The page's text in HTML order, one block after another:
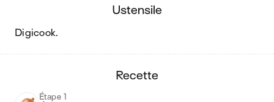
ustensile
digicook.
recette
Étape 1